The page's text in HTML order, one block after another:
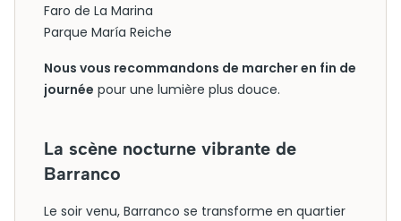
Faro de La Marina
Parque María Reiche
Nous vous recommandons de marcher en fin de
journée pour une lumière plus douce.
La scène nocturne vibrante de
Barranco
Le soir venu, Barranco se transforme en quartier